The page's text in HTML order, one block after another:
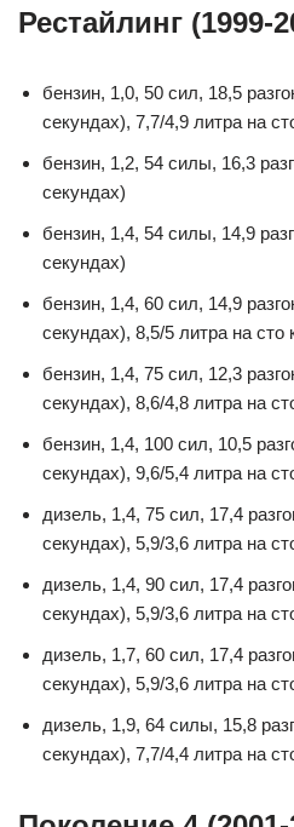
Рестайлинг (1999-
бензин, 1,0, 50 сил, 18,5
секундах), 7,7/4,9 литра на
бензин, 1,2, 54 силы, 16,3
секундах)
бензин, 1,4, 54 силы, 14,9
секундах)
бензин, 1,4, 60 сил, 14,9
секундах), 8,5/5 литра на сто
бензин, 1,4, 75 сил, 12,3
секундах), 8,6/4,8 литра на
бензин, 1,4, 100 сил, 10,5
секундах), 9,6/5,4 литра на
дизель, 1,4, 75 сил, 17,4
секундах), 5,9/3,6 литра на
дизель, 1,4, 90 сил, 17,4
секундах), 5,9/3,6 литра на
дизель, 1,7, 60 сил, 17,4
секундах), 5,9/3,6 литра на
дизель, 1,9, 64 силы, 15,8
секундах), 7,7/4,4 литра на